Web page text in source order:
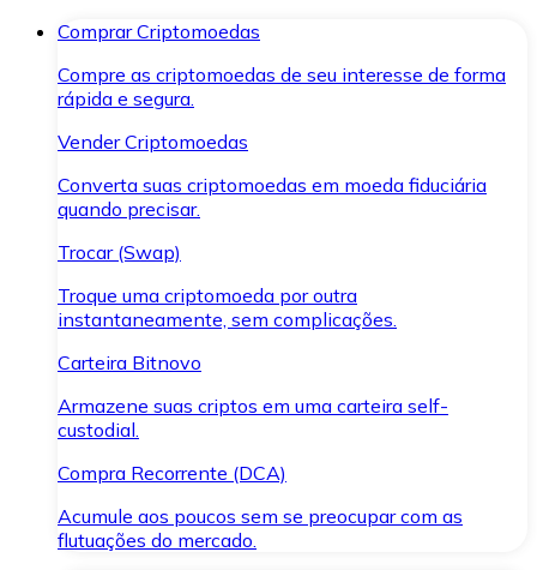
Comprar Criptomoedas
Compre as criptomoedas de seu interesse de forma
rápida e segura.
Vender Criptomoedas
Converta suas criptomoedas em moeda fiduciária
quando precisar.
Trocar (Swap)
Troque uma criptomoeda por outra
instantaneamente, sem complicações.
Carteira Bitnovo
Armazene suas criptos em uma carteira self-
custodial.
Compra Recorrente (DCA)
Acumule aos poucos sem se preocupar com as
flutuações do mercado.